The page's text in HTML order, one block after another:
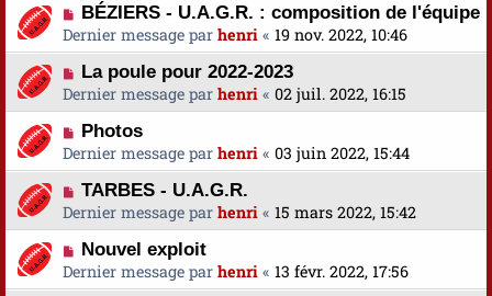
BÉZIERS - U.A.G.R. : composition de l'équipe
Dernier message par henri « 19 nov. 2022, 10:46
La poule pour 2022-2023
Dernier message par henri « 02 juil. 2022, 16:15
Photos
Dernier message par henri « 03 juin 2022, 15:44
TARBES - U.A.G.R.
Dernier message par henri « 15 mars 2022, 15:42
Nouvel exploit
Dernier message par henri « 13 févr. 2022, 17:56